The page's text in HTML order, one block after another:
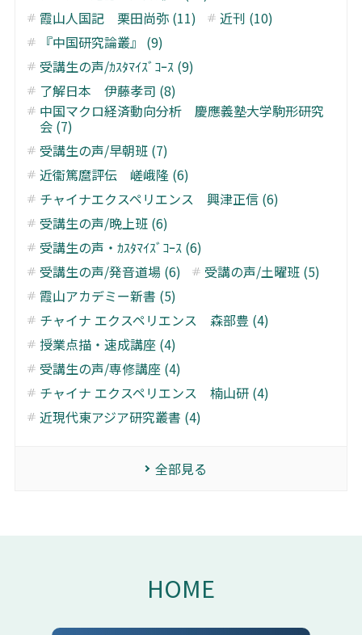
霞山人国記 栗田尚弥 (11)
近刊 (10)
『中国研究論叢』 (9)
受講生の声/ｶｽﾀﾏｲｽﾞｺｰｽ (9)
了解日本 伊藤孝司 (8)
中国マクロ経済動向分析 慶應義塾大学駒形研究
会 (7)
受講生の声/早朝班 (7)
近衞篤麿評伝 嵯峨隆 (6)
チャイナエクスペリエンス 興津正信 (6)
受講生の声/晩上班 (6)
受講生の声・ｶｽﾀﾏｲｽﾞｺｰｽ (6)
受講生の声/発音道場 (6)
受講の声/土曜班 (5)
霞山アカデミー新書 (5)
チャイナ エクスペリエンス 森部豊 (4)
授業点描・速成講座 (4)
受講生の声/専修講座 (4)
チャイナ エクスペリエンス 楠山研 (4)
近現代東アジア研究叢書 (4)
全部見る
HOME